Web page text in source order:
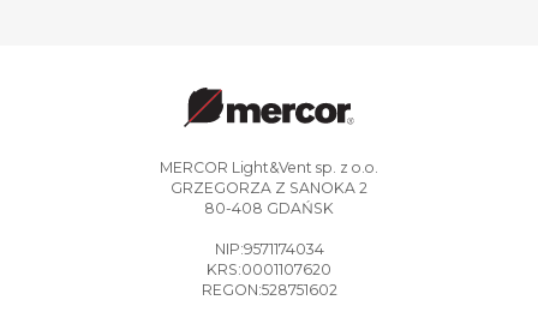
MERCOR Light&Vent sp. z o.o.
GRZEGORZA Z SANOKA 2
80-408 GDAŃSK
NIP:9571174034
KRS:0001107620
REGON:528751602